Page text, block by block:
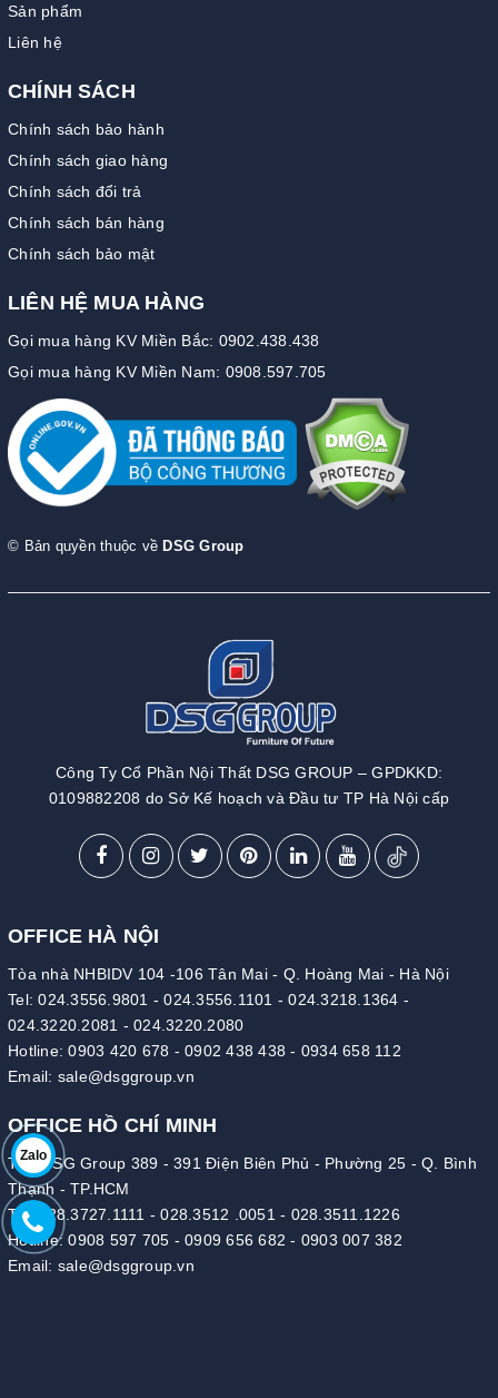
Zalo
Sản phẩm
Liên hệ
CHÍNH SÁCH
Chính sách bảo hành
Chính sách giao hàng
Chính sách đổi trả
Chính sách bán hàng
Chính sách bảo mật
LIÊN HỆ MUA HÀNG
Gọi mua hàng KV Miền Bắc: 0902.438.438
Gọi mua hàng KV Miền Nam: 0908.597.705
© Bản quyền thuộc về DSG Group
Công Ty Cổ Phần Nội Thất DSG GROUP – GPDKKD:
0109882208 do Sở Kế hoạch và Đầu tư TP Hà Nội cấp
OFFICE HÀ NỘI
Tòa nhà NHBIDV 104 -106 Tân Mai - Q. Hoàng Mai - Hà Nội
Tel:024.3556.9801 -024.3556.1101 -024.3218.1364 -
024.3220.2081 - 024.3220.2080
Hotline:0903 420 678 - 0902 438 438 - 0934 658 112
Email: sale@dsggroup.vn
OFFICE HỒ CHÍ MINH
Tòa DSG Group 389 - 391 Điện Biên Phủ - Phường 25 - Q. Bình
Thạnh - TP.HCM
Tel:
028.3727.1111 -028.3512 .0051 - 028.3511.1226
Hotline:0908 597 705 - 0909 656 682 - 0903 007 382
Email: sale@dsggroup.vn